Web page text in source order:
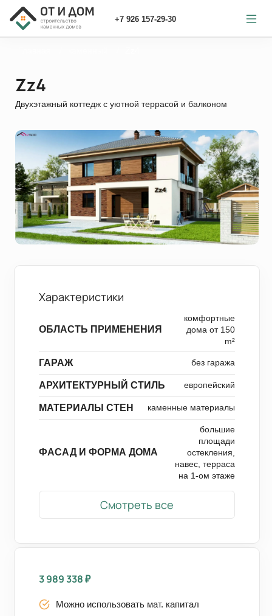
+7 926 157-29-30
Zz4
Двухэтажный коттедж с уютной террасой и балконом
Характеристики
ОБЛАСТЬ ПРИМЕНЕНИЯ
комфортные
дома от 150
m²
ГАРАЖ без гаража
АРХИТЕКТУРНЫЙ СТИЛЬ европейский
МАТЕРИАЛЫ СТЕН каменные материалы
ФАСАД И ФОРМА ДОМА
большие
площади
остекления,
навес, терраса
на 1-ом этаже
Смотреть все
3 989 338₽
Можно использовать мат. капитал